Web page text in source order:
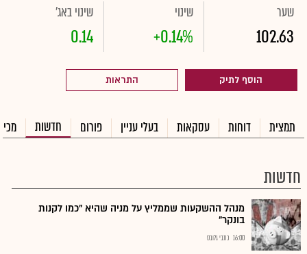
שער
102.63
שינוי
+0.14%
שינוי באג'
0.14
הוסף לתיק התראות
תמצית דוחות עסקאות בעלי עניין פורום חדשות
חדשות
מנהל ההשקעות שממליץ על מניה שהיא "כמו לקנות
בונקר"
16:00 כתבי גלובס